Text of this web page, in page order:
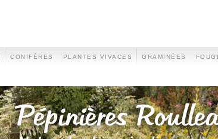
CONIFÈRES PLANTES VIVACES GRAMINÉES